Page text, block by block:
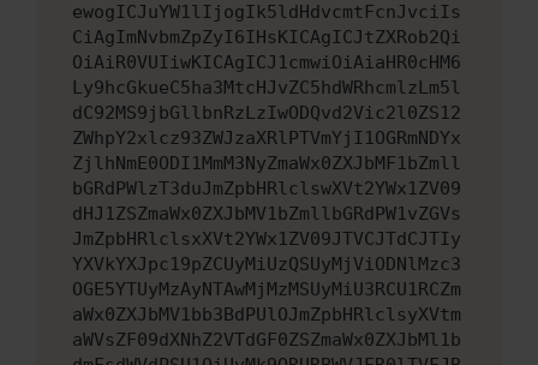
ewogICJuYW1lIjogIk5ldHdvcmtFcnJvciIs
CiAgImNvbmZpZyI6IHsKICAgICJtZXRob2Qi
OiAiR0VUIiwKICAgICJ1cmwiOiAiaHR0cHM6
Ly9hcGkueC5ha3MtcHJvZC5hdWRhcmlzLm5l
dC92MS9jbGllbnRzLzIwODQvd2Vic2l0ZS12
ZWhpY2xlcz93ZWJzaXRlPTVmYjI1OGRmNDYx
ZjlhNmE0ODI1MmM3NyZmaWx0ZXJbMF1bZmll
bGRdPWlzT3duJmZpbHRlclswXVt2YWx1ZV09
dHJ1ZSZmaWx0ZXJbMV1bZmllbGRdPW1vZGVs
JmZpbHRlclsxXVt2YWx1ZV09JTVCJTdCJTIy
YXVkYXJpc19pZCUyMiUzQSUyMjViODNlMzc3
OGE5YTUyMzAyNTAwMjMzMSUyMiU3RCU1RCZm
aWx0ZXJbMV1bb3BdPUlOJmZpbHRlclsyXVtm
aWVsZF09dXNhZ2VTdGF0ZSZmaWx0ZXJbMl1b